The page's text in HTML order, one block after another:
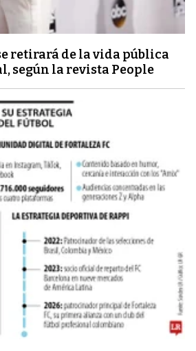
retirará de la vida pública
según la revista People